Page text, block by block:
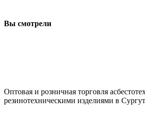
Вы смотрели
Оптовая и розничная торговля
резинотехническими изделиями в